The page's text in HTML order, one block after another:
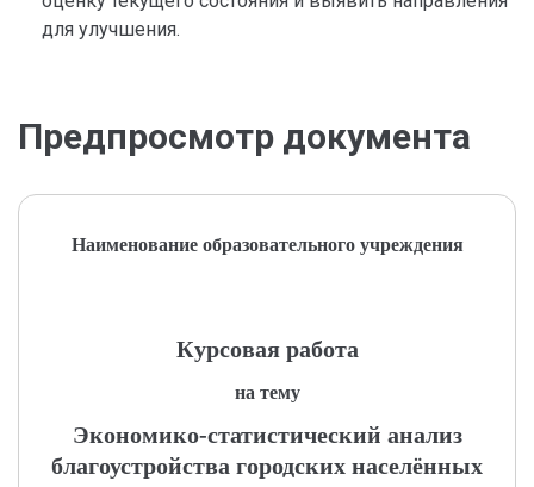
для улучшения.
Предпросмотр документа
Наименование образовательного учреждения
Курсовая работа
на тему
Экономико-статистический анализ
благоустройства городских населённых